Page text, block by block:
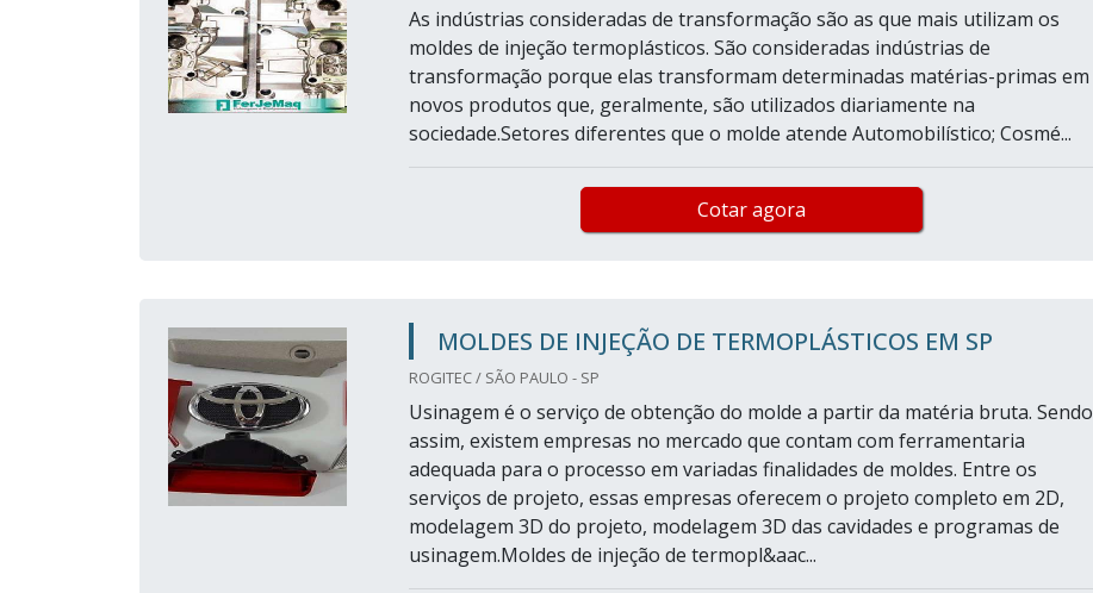
As indústrias consideradas de transformação são as que mais utilizam os
moldes de injeção termoplásticos. São consideradas indústrias de
transformação porque elas transformam determinadas matérias-primas em
novos produtos que, geralmente, são utilizados diariamente na
sociedade.Setores diferentes que o molde atende Automobilístico; Cosmé...
Cotar agora
MOLDES DE INJEÇÃO DE TERMOPLÁSTICOS EM SP
ROGITEC / SÃO PAULO - SP
Usinagem é o serviço de obtenção do molde a partir da matéria bruta. Sendo
assim, existem empresas no mercado que contam com ferramentaria
adequada para o processo em variadas finalidades de moldes. Entre os
serviços de projeto, essas empresas oferecem o projeto completo em 2D,
modelagem 3D do projeto, modelagem 3D das cavidades e programas de
usinagem.Moldes de injeção de termopl&aac...